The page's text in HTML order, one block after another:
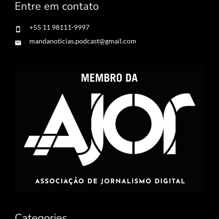
Entre em contato
+55 11 98111-9997
mandanoticias.podcast@gmail.com